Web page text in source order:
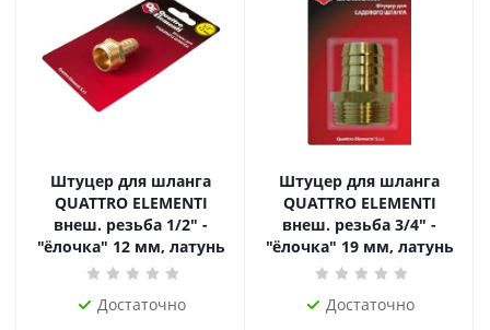
Штуцер для шланга
QUATTRO ELEMENTI
внеш. резьба 1/2" -
"ёлочка" 12 мм, латунь
Достаточно
Штуцер для шланга
QUATTRO ELEMENTI
внеш. резьба 3/4" -
"ёлочка" 19 мм, латунь
Достаточно